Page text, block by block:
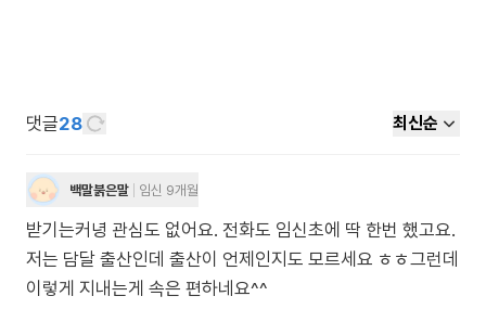
댓글28 최신순
백말붉은말 임신 9개월
받기는커녕 관심도 없어요. 전화도 임신초에 딱 한번 했고요.
저는 담달 출산인데 출산이 언제인지도 모르세요 ㅎㅎ그런데
이렇게 지내는게 속은 편하네요^^